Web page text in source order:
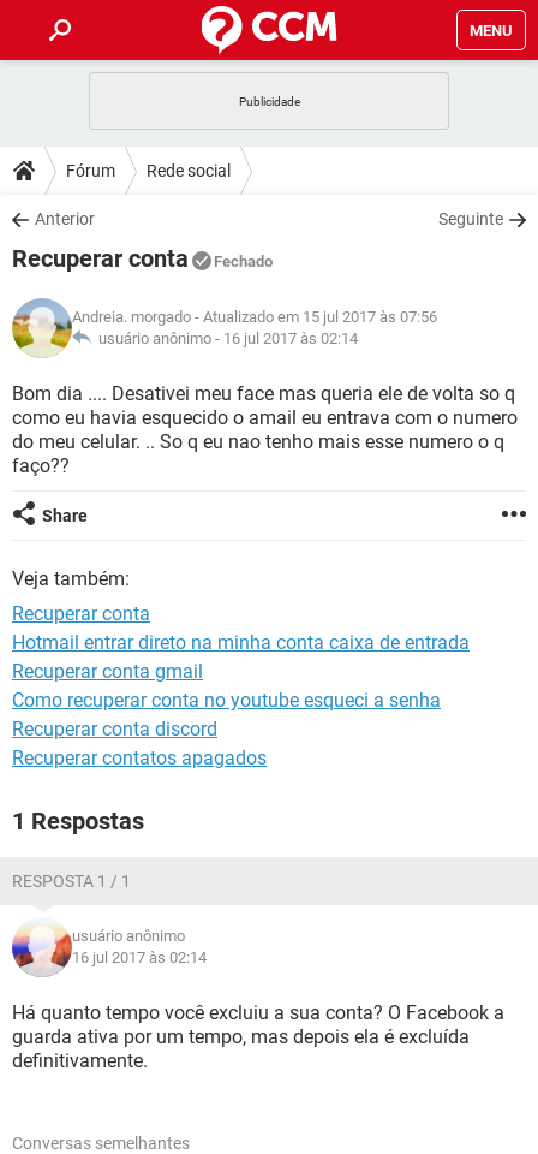
MENU
CELULAR
OUTLOOK
INSTAGRAM
GUIA DE COMPRAS
DICAS
JOGOS
INSTAGRAM GMAIL
GUIA DE COMPRAS
DOWNLOADS
JOGOS
CELULAR
OUTLOOK EXCEL
INSTAGRAM
GUIA DE COMPRAS
FÓRUM
JOGOS WHATSAPP
CELULAR
OUTLOOK EXCEL
INSTAGRAM GMAIL
GLOSSÁRIO
JOGOS WHATSAPP
CELULAR FACEBOOK
OUTLOOK
INSTAGRAM
Fórum Rede social
Anterior Seguinte
Recuperar conta Fechado
Andreia. morgado - Atualizado em 15 jul 2017 às 07:56
usuário anônimo - 16 jul 2017 às 02:14
Bom dia .... Desativei meu face mas queria ele de volta so q
como eu havia esquecido o amail eu entrava com o numero
do meu celular. .. So q eu nao tenho mais esse numero o q
faço??
Share
Veja também:
Recuperar conta
Hotmail entrar direto na minha conta caixa de entrada
Recuperar conta gmail
Como recuperar conta no youtube esqueci a senha
Recuperar conta discord
Recuperar contatos apagados
1 Respostas
RESPOSTA 1 / 1
usuário anônimo
16 jul 2017 às 02:14
Há quanto tempo você excluiu a sua conta? O Facebook a
guarda ativa por um tempo, mas depois ela é excluída
definitivamente.
Conversas semelhantes